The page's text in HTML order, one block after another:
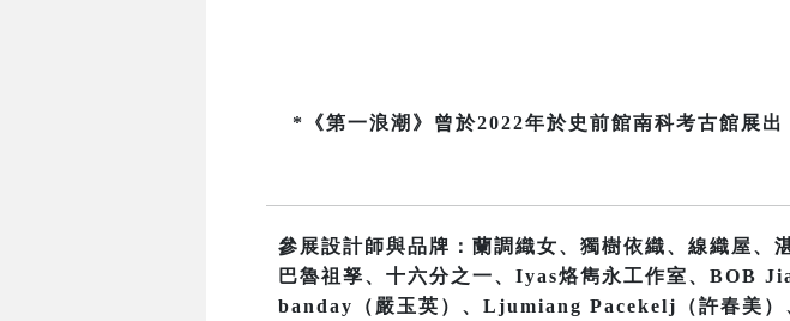
*《第一浪潮》曾於2022年於史前館南科考古館展
參展設計師與品牌：蘭調織女、獨樹依織、線織屋、
巴魯祖孥、十六分之一、Iyas烙雋永工作室、
banday（嚴玉英）、Ljumiang Pacekelj（許春美